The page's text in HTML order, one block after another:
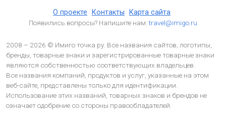
О проекте Контакты Карта сайта
Появились вопросы? Напишите нам:travel@imigo.ru
2008 – 2026 © Имиго точка ру. Все названия сайтов, логотипы,
бренды, товарные знаки и зарегистрированные товарные знаки
являются собственностью соответствующих владельцев.
Все названия компаний, продуктов и услуг, указанные на этом
веб-сайте, представлены только для идентификации.
Использование этих названий, товарных знаков и брендов не
означает одобрение со стороны правообладателей.